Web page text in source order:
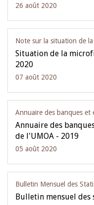
26 août 2020
Note sur la situation de
Situation de la
2020
07 août 2020
Annuaire des banques et
Annuaire des
de l'UMOA - 2019
05 août 2020
Bulletin Mensuel des
Bulletin mensuel des